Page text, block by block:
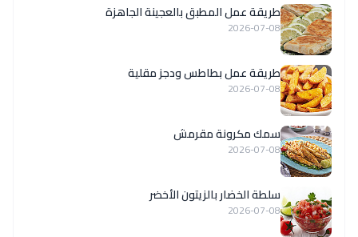
طريقة عمل المطبق بالعجينة الجاهزة
2026-07-08
طريقة عمل بطاطس ودجز مقلية
2026-07-08
سمك مكرونة مقرمش
2026-07-08
سلطة الخضار بالزيتون الأخضر
2026-07-08